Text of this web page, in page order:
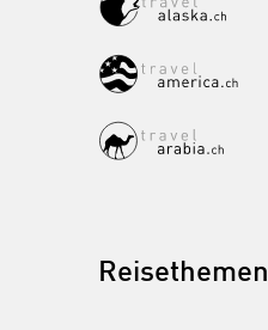
Reisethemen